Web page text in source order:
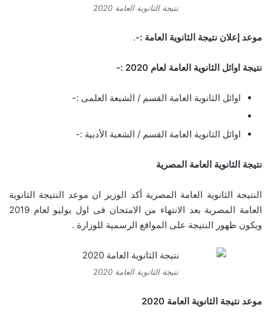
نتيجة الثانوية العامة 2020
موعد إعلان نتيجة الثانوية العامة :-.
نتيجة اوائل الثانوية العامة لعام 2020 :-
اوائل الثانوية العامة القسم / الشبعة العلمى :-
اوائل الثانوية العامة القسم / الشعبة الأدبية :-
نتيجة الثانوية العامة المصرية
النتيجة الثانوية العامة المصرية أكد الوزير ان موعد النتيجة الثانوية
العامة المصرية بعد الانتهاء من الامتحان فى اول يوليو لعام 2019
ويكون ظهور النتيجة على المواقع الرسمية للوزارة .
نتيجة الثانوية العامة 2020
موعد نتيجة الثانوية العامة 2020